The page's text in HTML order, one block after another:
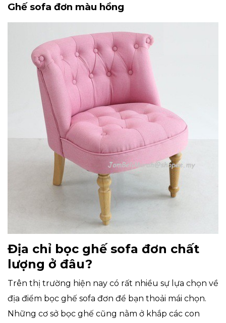
Ghế sofa đơn màu hồng
Địa chỉ bọc ghế sofa đơn chất
lượng ở đâu?
Trên thị trường hiện nay có rất nhiều sự lựa chọn về
địa điểm bọc ghế sofa đơn để bạn thoải mái chọn.
Những cơ sở bọc ghế cũng nằm ở khắp các con